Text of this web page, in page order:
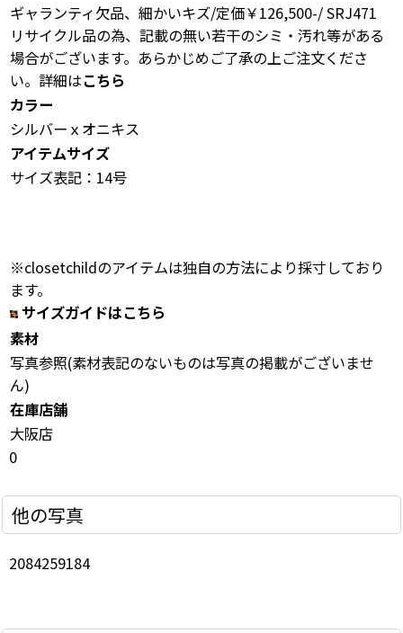
ギャランティ欠品、細かいキズ/定価￥126,500-/ SRJ471
リサイクル品の為、記載の無い若干のシミ・汚れ等がある
場合がございます。あらかじめご了承の上ご注文くださ
い。詳細はこちら
カラー
シルバーｘオニキス
アイテムサイズ
サイズ表記：14号
※closetchildのアイテムは独自の方法により採寸しており
ます。
サイズガイドはこちら
素材
写真参照(素材表記のないものは写真の掲載がございませ
ん)
在庫店舗
大阪店
0
他の写真
2084259184